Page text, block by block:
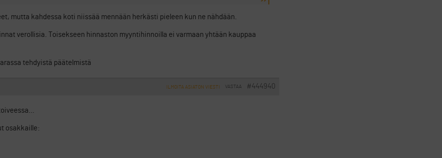
mutta kahdessa koti niissää mennään herkästi pieleen kun ne nähdään.
verollisia. Toisekseen hinnaston myyntihinnoilla ei varmaan yhtään kauppaa
tehdyistä päätelmistä
#444940
VASTAA
ILMOITA ASIATON VIESTI
osakkaille: